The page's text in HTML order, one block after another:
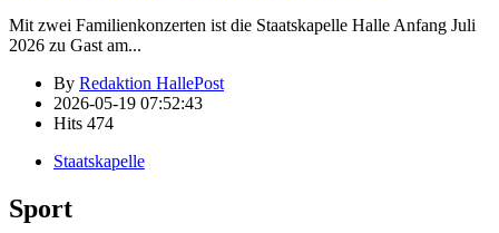
Mit zwei Familienkonzerten ist die Staatskapelle Halle Anfang Juli
2026 zu Gast am...
By Redaktion HallePost
2026-05-19 07:52:43
Hits 474
Staatskapelle
Sport